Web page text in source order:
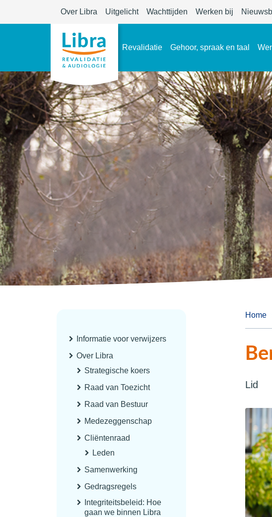
Over Libra Uitgelicht Wachttijden Werken bij
Revalidatie Gehoor, spraak en taal
Informatie voor verwijzers
Over Libra
Strategische koers
Raad van Toezicht
Raad van Bestuur
Medezeggenschap
Cliëntenraad
Leden
Samenwerking
Gedragsregels
Integriteitsbeleid: Hoe
gaan we binnen Libra
Home
Lid